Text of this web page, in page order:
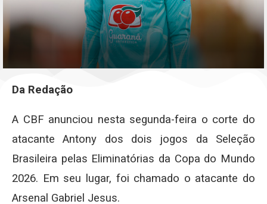
Da Redação
A CBF anunciou nesta segunda-feira o corte do
atacante Antony dos dois jogos da Seleção
Brasileira pelas Eliminatórias da Copa do Mundo
2026. Em seu lugar, foi chamado o atacante do
Arsenal Gabriel Jesus.